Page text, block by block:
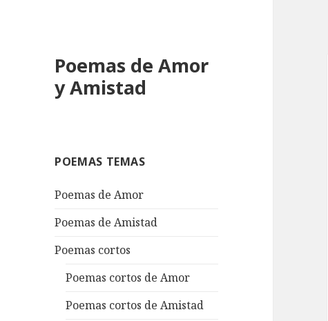
Poemas de Amor
y Amistad
POEMAS TEMAS
Poemas de Amor
Poemas de Amistad
Poemas cortos
Poemas cortos de Amor
Poemas cortos de Amistad